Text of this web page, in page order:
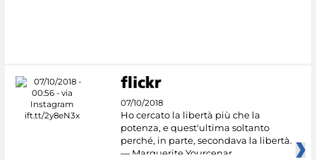
07/10/2018
Ho cercato la libertà più che la
potenza, e quest'ultima soltanto
perché, in parte, secondava la libertà.
— Marguerite Yourcenar